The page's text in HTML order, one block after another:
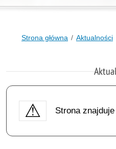
Strona główna Aktualności
Strona